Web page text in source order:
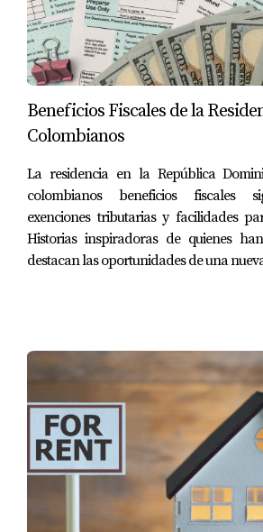
permitiendo a los expatriados
a su nuevo entorno sin preocuparse
inesperados.
Exención de Vehículos
puede ser una gran ventaja
independencia.
Otro aspecto fundamental es la
coche con ellos para evitar tener que
vehículo sin pagar aranceles, lo que
un ahorro considerable. Esto no solo
transporte diario, sino que también
nivel familiar en el estilo de vida del
tener tu propio vehículo te brinda la
las hermosas playas y montañas
Beneficios Fiscales de la
Colombianos
La residencia en la República
colombianos beneficios fiscales
exenciones tributarias y facilidades
Historias inspiradoras de quienes
destacan las oportunidades de una